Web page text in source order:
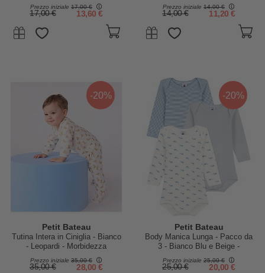
Prezzo iniziale 17,00 €
17,00 € 13,60 €
Prezzo iniziale 14,00 €
14,00 € 11,20 €
-20%
Petit Bateau
Tutina Intera in Ciniglia - Bianco
- Leopardi - Morbidezza
Prezzo iniziale 35,00 €
35,00 € 28,00 €
-20%
Petit Bateau
Body Manica Lunga - Pacco da
3 - Bianco Blu e Beige -
Millerighe e Balene - 100%
Cotone Bio
Prezzo iniziale 25,00 €
25,00 € 20,00 €